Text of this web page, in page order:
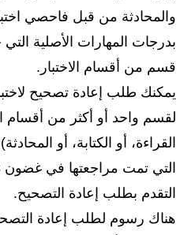
والمحادثة من قبل فاحصي
بدرجات المهارات الأصلية
قسم من أقسام الاختبار.
يمكنك طلب إعادة تصحيح
لقسم واحد أو أكثر من أقسام
القراءة، أو الكتابة، أو
التقدم بطلب إعادة التصحيح.
هناك رسوم لطلب إعادة